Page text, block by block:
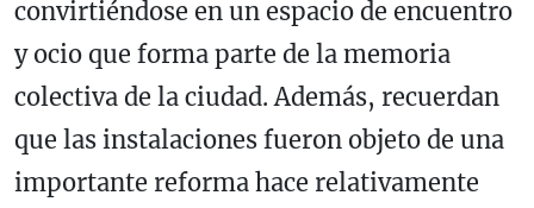
convirtiéndose en un espacio de encuentro
y ocio que forma parte de la memoria
colectiva de la ciudad. Además, recuerdan
que las instalaciones fueron objeto de una
importante reforma hace relativamente